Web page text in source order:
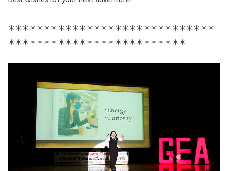
＊＊＊＊＊＊＊＊＊＊＊＊＊＊＊＊＊＊＊＊＊＊＊＊＊＊＊＊＊
＊＊＊＊＊＊＊＊＊＊＊＊＊＊＊＊＊＊＊＊＊＊＊＊＊